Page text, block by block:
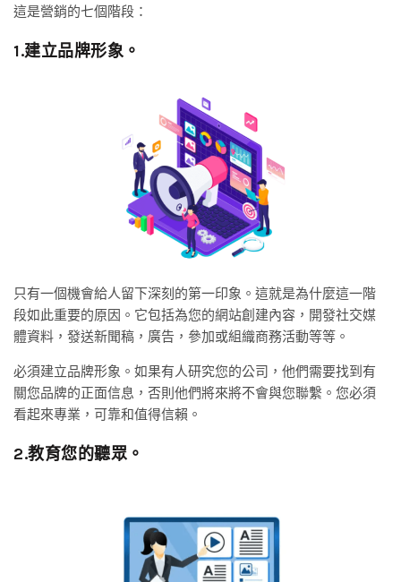
這是營銷的七個階段：
1.建立品牌形象。
只有一個機會給人留下深刻的第一印象。這就是為什麼這一階
段如此重要的原因。它包括為您的網站創建內容，開發社交媒
體資料，發送新聞稿，廣告，參加或組織商務活動等等。
必須建立品牌形象。如果有人研究您的公司，他們需要找到有
關您品牌的正面信息，否則他們將來將不會與您聯繫。您必須
看起來專業，可靠和值得信賴。
2.教育您的聽眾。